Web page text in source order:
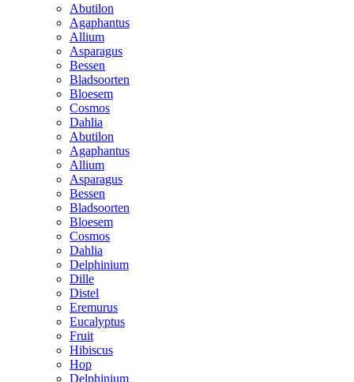
Abutilon
Agaphantus
Allium
Asparagus
Bessen
Bladsoorten
Bloesem
Cosmos
Dahlia
Abutilon
Agaphantus
Allium
Asparagus
Bessen
Bladsoorten
Bloesem
Cosmos
Dahlia
Delphinium
Dille
Distel
Eremurus
Eucalyptus
Fruit
Hibiscus
Hop
Delphinium